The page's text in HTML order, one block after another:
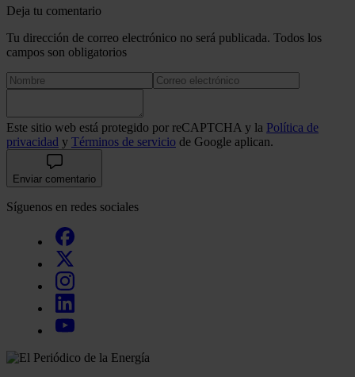
Deja tu comentario
Tu dirección de correo electrónico no será publicada. Todos los
campos son obligatorios
Este sitio web está protegido por reCAPTCHA y la Política de
privacidad y Términos de servicio de Google aplican.
Enviar comentario
Síguenos en redes sociales